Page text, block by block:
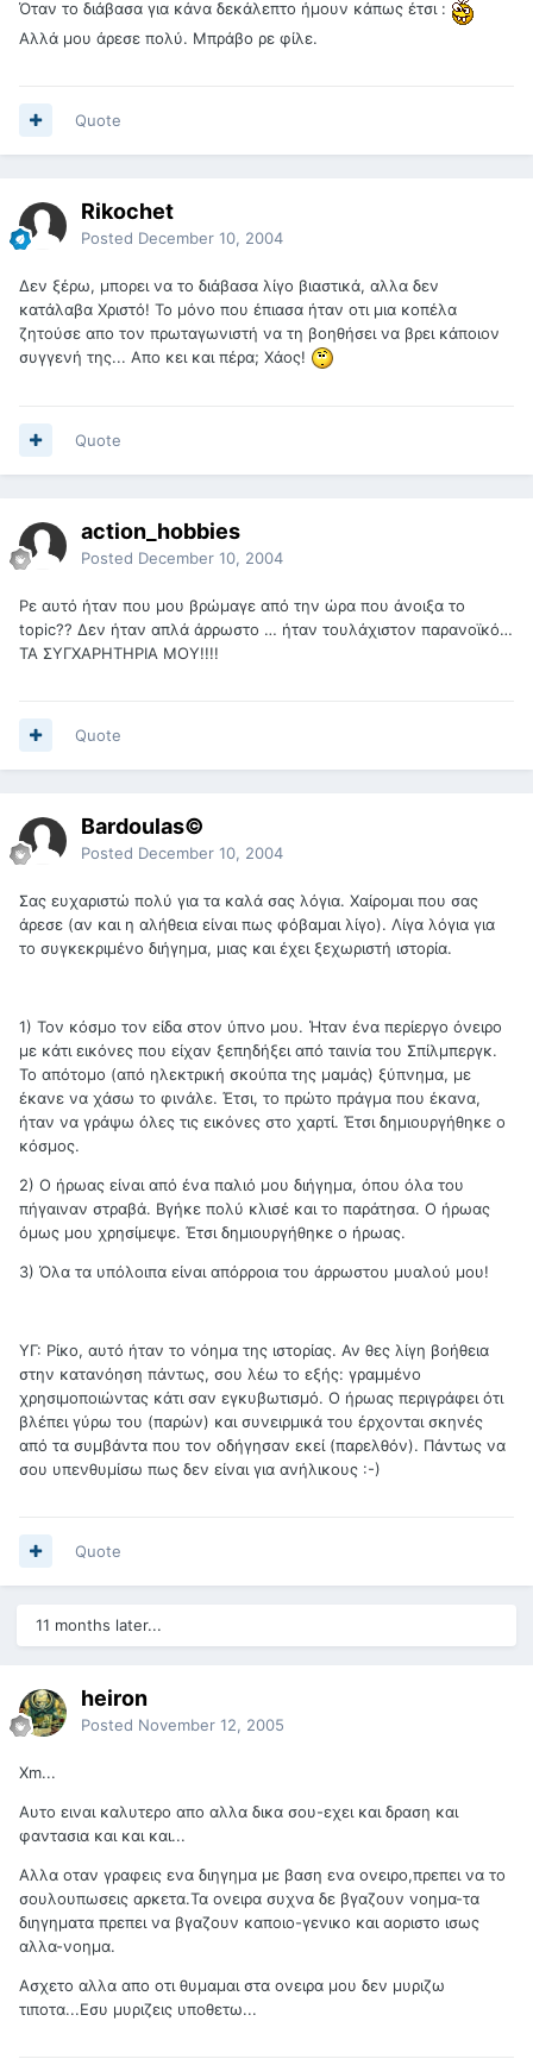
Όταν το διάβασα για κάνα δεκάλεπτο ήμουν κάπως έτσι :
Αλλά μου άρεσε πολύ. Μπράβο ρε φίλε.
Quote
Rikochet
Posted December 10, 2004
Δεν ξέρω, μπορει να το διάβασα λίγο βιαστικά, αλλα δεν
κατάλαβα Χριστό! Το μόνο που έπιασα ήταν οτι μια κοπέλα
ζητούσε απο τον πρωταγωνιστή να τη βοηθήσει να βρει κάποιον
συγγενή της... Απο κει και πέρα; Χάος!
Quote
action_hobbies
Posted December 10, 2004
Ρε αυτό ήταν που μου βρώμαγε από την ώρα που άνοιξα το
topic?? Δεν ήταν απλά άρρωστο … ήταν τουλάχιστον παρανοϊκό…
ΤΑ ΣΥΓΧΑΡΗΤΗΡΙΑ ΜΟΥ!!!!
Quote
Bardoulas©
Posted December 10, 2004
Σας ευχαριστώ πολύ για τα καλά σας λόγια. Χαίρομαι που σας
άρεσε (αν και η αλήθεια είναι πως φόβαμαι λίγο). Λίγα λόγια για
το συγκεκριμένο διήγημα, μιας και έχει ξεχωριστή ιστορία.
1) Τον κόσμο τον είδα στον ύπνο μου. Ήταν ένα περίεργο όνειρο
με κάτι εικόνες που είχαν ξεπηδήξει από ταινία του Σπίλμπεργκ.
Το απότομο (από ηλεκτρική σκούπα της μαμάς) ξύπνημα, με
έκανε να χάσω το φινάλε. Έτσι, το πρώτο πράγμα που έκανα,
ήταν να γράψω όλες τις εικόνες στο χαρτί. Έτσι δημιουργήθηκε ο
κόσμος.
2) Ο ήρωας είναι από ένα παλιό μου διήγημα, όπου όλα του
πήγαιναν στραβά. Βγήκε πολύ κλισέ και το παράτησα. Ο ήρωας
όμως μου χρησίμεψε. Έτσι δημιουργήθηκε ο ήρωας.
3) Όλα τα υπόλοιπα είναι απόρροια του άρρωστου μυαλού μου!
ΥΓ: Ρίκο, αυτό ήταν το νόημα της ιστορίας. Αν θες λίγη βοήθεια
στην κατανόηση πάντως, σου λέω το εξής: γραμμένο
χρησιμοποιώντας κάτι σαν εγκυβωτισμό. Ο ήρωας περιγράφει ότι
βλέπει γύρω του (παρών) και συνειρμικά του έρχονται σκηνές
από τα συμβάντα που τον οδήγησαν εκεί (παρελθόν). Πάντως να
σου υπενθυμίσω πως δεν είναι για ανήλικους :-)
Quote
11 months later...
heiron
Posted November 12, 2005
Xm...
Αυτο ειναι καλυτερο απο αλλα δικα σου-εχει και δραση και
φαντασια και και και...
Αλλα οταν γραφεις ενα διηγημα με βαση ενα ονειρο,πρεπει να το
σουλουπωσεις αρκετα.Τα ονειρα συχνα δε βγαζουν νοημα-τα
διηγηματα πρεπει να βγαζουν καποιο-γενικο και αοριστο ισως
αλλα-νοημα.
Ασχετο αλλα απο οτι θυμαμαι στα ονειρα μου δεν μυριζω
τιποτα...Εσυ μυριζεις υποθετω...